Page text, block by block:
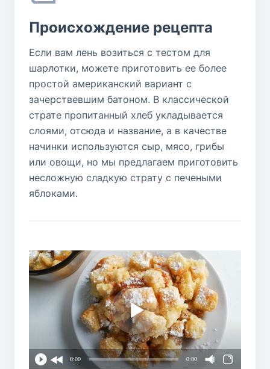
Происхождение рецепта
Если вам лень возиться с тестом для
шарлотки, можете приготовить ее более
простой американский вариант с
зачерствевшим батоном. В классической
страте пропитанный хлеб укладывается
слоями, отсюда и название, а в качестве
начинки используются сыр, мясо, грибы
или овощи, но мы предлагаем приготовить
несложную сладкую страту с печеными
яблоками.
0:00 0:00